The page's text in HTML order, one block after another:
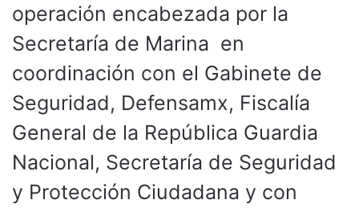
operación encabezada por la
Secretaría de Marina en
coordinación con el Gabinete de
Seguridad, Defensamx, Fiscalía
General de la República Guardia
Nacional, Secretaría de Seguridad
y Protección Ciudadana y con